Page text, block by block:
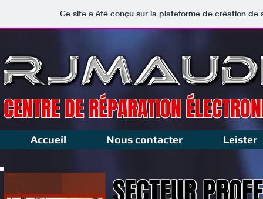
Ce site a été conçu sur la plateforme de création de
CENTRE DE RÉPARATION
Accueil Nous contacter Leister